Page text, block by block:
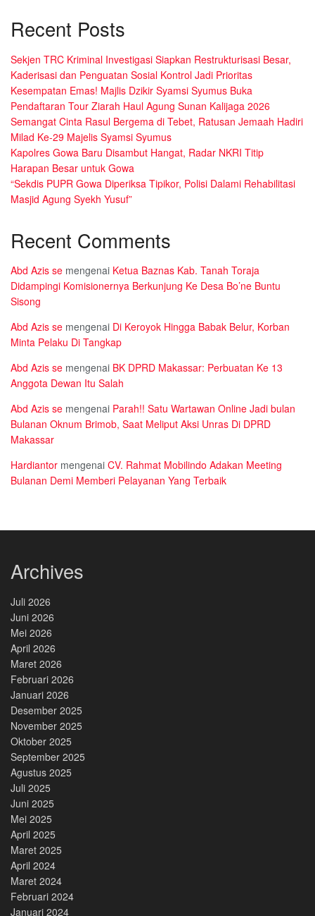
Recent Posts
Sekjen TRC Kriminal Investigasi Siapkan Restrukturisasi Besar,
Kaderisasi dan Penguatan Sosial Kontrol Jadi Prioritas
Kesempatan Emas! Majlis Dzikir Syamsi Syumus Buka
Pendaftaran Tour Ziarah Haul Agung Sunan Kalijaga 2026
Semangat Cinta Rasul Bergema di Tebet, Ratusan Jemaah Hadiri
Milad Ke-29 Majelis Syamsi Syumus
Kapolres Gowa Baru Disambut Hangat, Radar NKRI Titip
Harapan Besar untuk Gowa
“Sekdis PUPR Gowa Diperiksa Tipikor, Polisi Dalami Rehabilitasi
Masjid Agung Syekh Yusuf”
Recent Comments
Abd Azis se mengenai Ketua Baznas Kab. Tanah Toraja
Didampingi Komisionernya Berkunjung Ke Desa Bo’ne Buntu
Sisong
Abd Azis se mengenai Di Keroyok Hingga Babak Belur, Korban
Minta Pelaku Di Tangkap
Abd Azis se mengenai BK DPRD Makassar: Perbuatan Ke 13
Anggota Dewan Itu Salah
Abd Azis se mengenai Parah!! Satu Wartawan Online Jadi bulan
Bulanan Oknum Brimob, Saat Meliput Aksi Unras Di DPRD
Makassar
Hardiantor mengenai CV. Rahmat Mobilindo Adakan Meeting
Bulanan Demi Memberi Pelayanan Yang Terbaik
Archives
Juli 2026
Juni 2026
Mei 2026
April 2026
Maret 2026
Februari 2026
Januari 2026
Desember 2025
November 2025
Oktober 2025
September 2025
Agustus 2025
Juli 2025
Juni 2025
Mei 2025
April 2025
Maret 2025
April 2024
Maret 2024
Februari 2024
Januari 2024